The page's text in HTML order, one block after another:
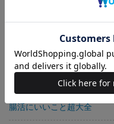
名医が教える！ 自律神経
小林弘幸の自律神経を整
自律神経にいいこと超大全
腸活にいいこと超大全